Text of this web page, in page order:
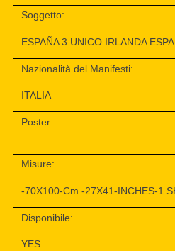
Soggetto:
ESPAÑA 3 UNICO IRLANDA
Nazionalità del Manifesti:
ITALIA
Poster:
Misure:
-70X100-Cm.-27X41-INCHES-1
Disponibile:
YES